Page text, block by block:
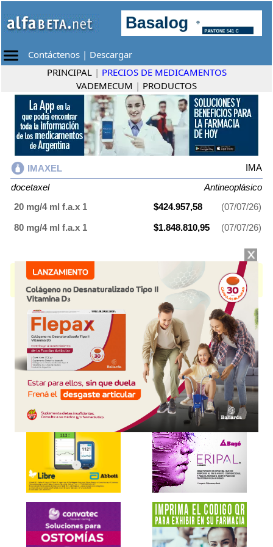
Contáctenos | Descargar
PRINCIPAL | PRECIOS DE MEDICAMENTOS
VADEMECUM | PRODUCTOS
IMAXEL
IMA
docetaxel
Antineoplásico
20 mg/4 ml f.a.x 1
$424.957,58
(07/07/26)
80 mg/4 ml f.a.x 1
$1.848.810,95 (07/07/26)
IMAXELcontienedocetaxel Antineoplásico
. Es
producido porIMAy cuenta con 2 presentaciones disponibles.
Explorar más
Otros productos con
docetaxel
Otros productos de